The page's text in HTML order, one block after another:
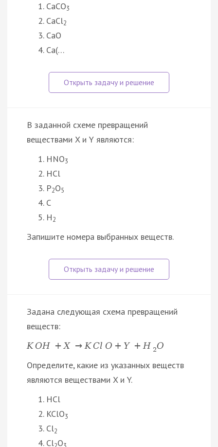
CaCO3
CaCl2
СaO
Ca(…
В заданной схеме превращений
веществами X и Y являются:
HNO3
HCl
P2O5
C
H2
Запишите номера выбранных веществ.
Задана следующая схема превращений
веществ:
K OH + X → K Cl O + Y + H 2O
Определите, какие из указанных веществ
являются веществами X и Y.
HCl
KClO3
Cl2
Cl O